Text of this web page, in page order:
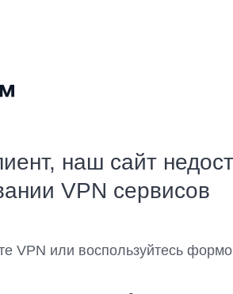
наш сайт
VPN сервисов
VPN или воспользуйтесь